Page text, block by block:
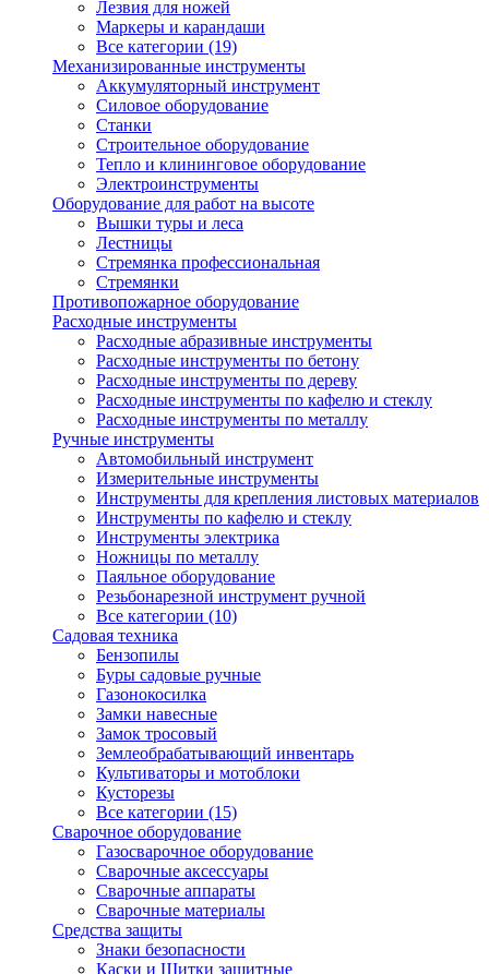
Лезвия для ножей
Маркеры и карандаши
Все категории (19)
Механизированные инструменты
Аккумуляторный инструмент
Силовое оборудование
Станки
Строительное оборудование
Тепло и клининговое оборудование
Электроинструменты
Оборудование для работ на высоте
Вышки туры и леса
Лестницы
Стремянка профессиональная
Стремянки
Противопожарное оборудование
Расходные инструменты
Расходные абразивные инструменты
Расходные инструменты по бетону
Расходные инструменты по дереву
Расходные инструменты по кафелю и стеклу
Расходные инструменты по металлу
Ручные инструменты
Автомобильный инструмент
Измерительные инструменты
Инструменты для крепления листовых материалов
Инструменты по кафелю и стеклу
Инструменты электрика
Ножницы по металлу
Паяльное оборудование
Резьбонарезной инструмент ручной
Все категории (10)
Садовая техника
Бензопилы
Буры садовые ручные
Газонокосилка
Замки навесные
Замок тросовый
Землеобрабатывающий инвентарь
Культиваторы и мотоблоки
Кусторезы
Все категории (15)
Сварочное оборудование
Газосварочное оборудование
Сварочные аксессуары
Сварочные аппараты
Сварочные материалы
Средства защиты
Знаки безопасности
Каски и Щитки защитные